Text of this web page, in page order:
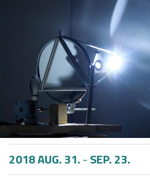
2018 AUG. 31.-SEP. 23.